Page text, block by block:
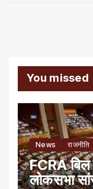
You missed
News राजनीति
FCRA
लोकसभा